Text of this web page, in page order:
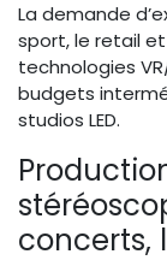
La demande
sport, le retail
technologies
budgets
studios LED.
concerts,